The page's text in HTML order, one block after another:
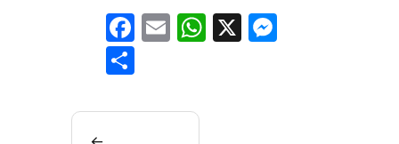
F
e
E
l
W X
ta